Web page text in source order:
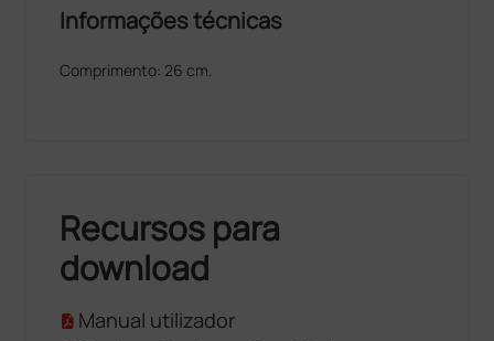
Informações técnicas
Comprimento: 26 cm.
Recursos para
download
Manual utilizador